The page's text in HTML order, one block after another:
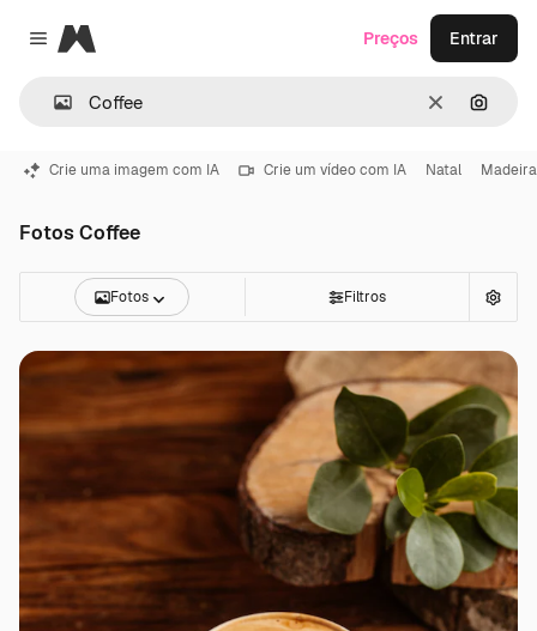
Close menu
Magnific
Limpar
Preços Entrar
Crie uma imagem com IA Crie um vídeo com IA Natal Madeira
Fotos Coffee
Fotos Filtros